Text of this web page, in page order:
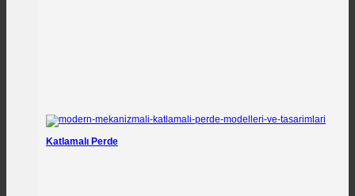
Katlamalı Perde